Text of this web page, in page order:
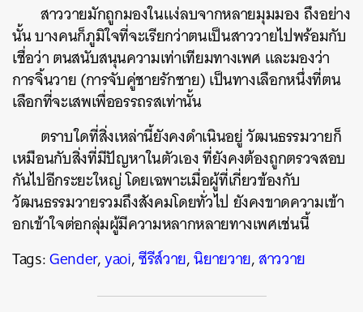
สาววายมักถูกมองในแง่ลบจากหลายมุมมอง ถึงอย่าง
นั้น บางคนก็ภูมิใจที่จะเรียกว่าตนเป็นสาววายไปพร้อมกับ
เชื่อว่า ตนสนับสนุนความเท่าเทียมทางเพศ และมองว่า
การจิ้นวาย (การจับคู่ชายรักชาย) เป็นทางเลือกหนึ่งที่ตน
เลือกที่จะเสพเพื่ออรรถรสเท่านั้น
ตราบใดที่สิ่งเหล่านี้ยังคงดำเนินอยู่ วัฒนธรรมวายก็
เหมือนกับสิ่งที่มีปัญหาในตัวเอง ที่ยังคงต้องถูกตรวจสอบ
กันไปอีกระยะใหญ่ โดยเฉพาะเมื่อผู้ที่เกี่ยวข้องกับ
วัฒนธรรมวายรวมถึงสังคมโดยทั่วไป ยังคงขาดความเข้า
อกเข้าใจต่อกลุ่มผู้มีความหลากหลายทางเพศเช่นนี้
Tags:Gender,yaoi,ซีรีส์วาย,นิยายวาย,สาววาย